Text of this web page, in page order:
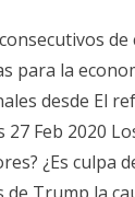
de
para la
desde El
Feb 2020
¿Es culpa